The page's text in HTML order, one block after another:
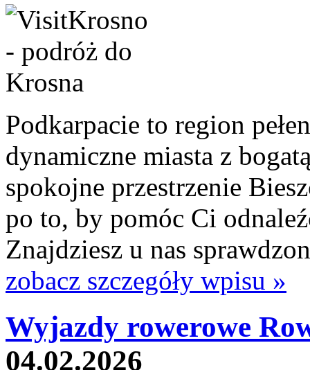
Podkarpacie to region
dynamiczne miasta z
spokojne przestrzenie
po to, by pomóc Ci
Znajdziesz u nas
zobacz szczegóły wpisu »
Wyjazdy rowerowe
04.02.2026